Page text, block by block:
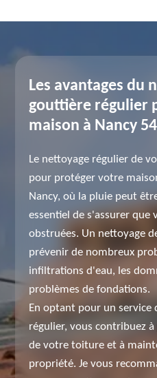
Les avantages du
gouttière régulier
maison à Nancy
Le nettoyage régulier de
pour protéger votre
Nancy, où la pluie peut
essentiel de s'assurer que
obstruées. Un nettoyage
prévenir de nombreux
infiltrations d'eau, les
problèmes de fondations.
En optant pour un service
régulier, vous contribuez
de votre toiture et à
propriété. Je vous